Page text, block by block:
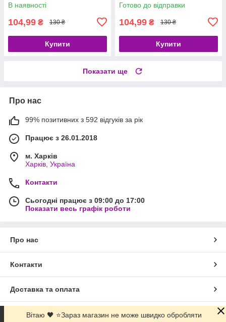
В наявності
104,99 ₴ 130 ₴
Купити
Готово до відправки
104,99 ₴ 130 ₴
Купити
Показати ще
Про нас
99% позитивних з 592 відгуків за рік
Працює з 26.01.2018
м. Харків
Харків, Україна
Контакти
Сьогодні працює з 09:00 до 17:00
Показати весь графік роботи
Про нас
Контакти
Доставка та оплата
Графік роботи
Вітаю 🖤 ⭐Зараз магазин не може швидко обробляти